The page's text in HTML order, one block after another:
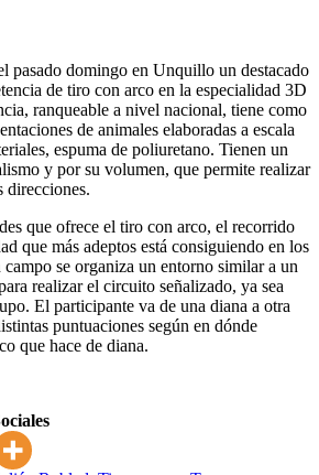
pasado domingo en Unquillo un destacado
de tiro con arco en la especialidad 3D
ranqueable a nivel nacional, tiene como
de animales elaboradas a escala
espuma de poliuretano. Tienen un
y por su volumen, que permite realizar
direcciones.
que ofrece el tiro con arco, el recorrido
que más adeptos está consiguiendo en los
se organiza un entorno similar a un
realizar el circuito señalizado, ya sea
El participante va de una diana a otra
puntuaciones según en dónde
que hace de diana.